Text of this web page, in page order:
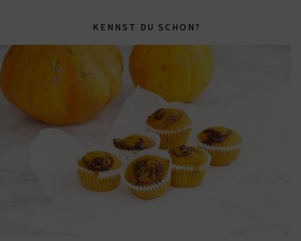
KENNST DU SCHON?